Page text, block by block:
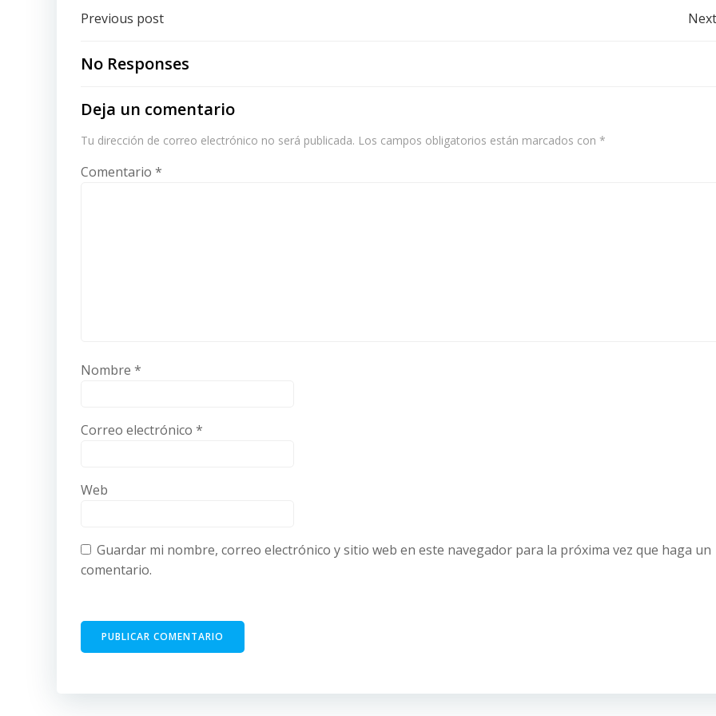
Post
navigation
Previous post
No Responses
Deja un comentario
Tu dirección de correo electrónico no será publicada. Los campos obligatorios están marcados con *
Comentario *
Nombre *
Correo electrónico *
Web
Guardar mi nombre, correo electrónico y sitio web en este navegador para la próxima vez que haga un
comentario.